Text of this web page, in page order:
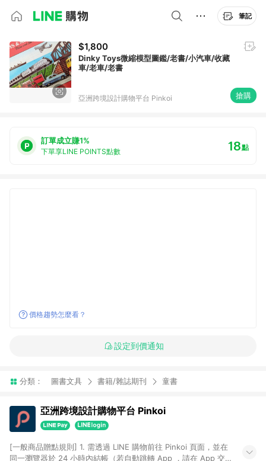
筆記
$1,800
Dinky Toys微縮模型圖鑑/老書/小汽車/收藏
車/老車/老書
亞洲跨境設計購物平台 Pinkoi 搶購
訂單成立賺1%
下單享LINE POINTS點數 18點
價格趨勢怎麼看？
設定到價通知
分類： 圖書文具 書籍/雜誌期刊 童書
亞洲跨境設計購物平台 Pinkoi
[一般商品贈點規則] 1. 需透過 LINE 購物前往 Pinkoi 頁面，並在
同一瀏覽器於 24 小時內結帳（若自動跳轉 App ，請在 App 交